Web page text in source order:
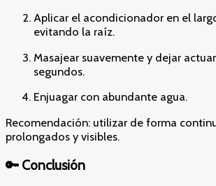
Aplicar el acondicionador en el
evitando la raíz.
Masajear suavemente y dejar
segundos.
Enjuagar con abundante agua.
Recomendación: utilizar de forma
prolongados y visibles.
🔑 Conclusión